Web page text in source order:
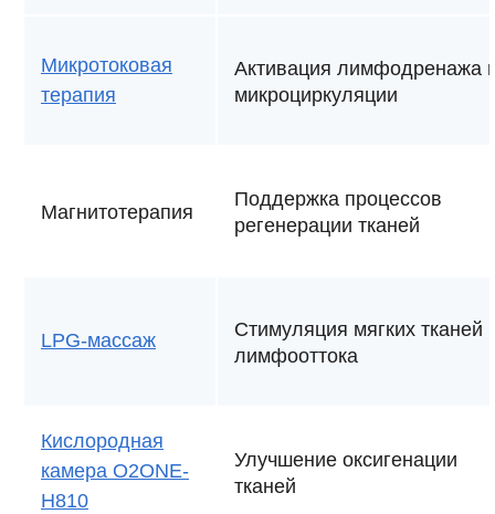
Микротоковая
терапия
Активация лимфодренажа
микроциркуляции
Магнитотерапия
Поддержка процессов
регенерации тканей
LPG-массаж
Стимуляция мягких тканей
лимфооттока
Кислородная
камера O2ONE-
H810
Улучшение оксигенации
тканей